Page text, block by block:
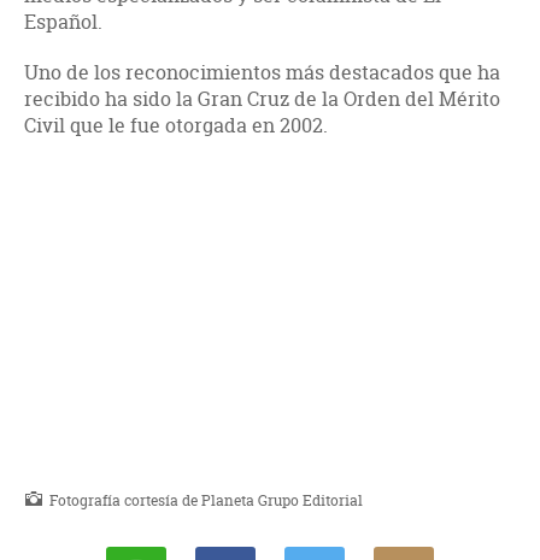
Español.
Uno de los reconocimientos más destacados que ha
recibido ha sido la Gran Cruz de la Orden del Mérito
Civil que le fue otorgada en 2002.
Fotografía cortesía de Planeta Grupo Editorial